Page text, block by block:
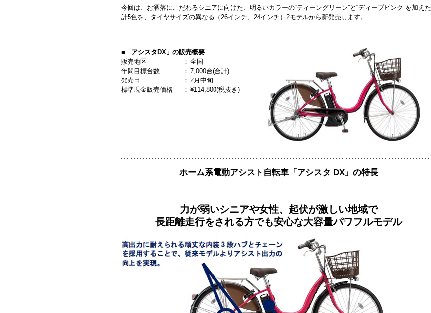
今回は、お洒落にこだわるシニアに向けた、明るいカラーの“ティーングリーン”と“ディープピンク”を加えた
計5色を、タイヤサイズの異なる（26インチ、24インチ）2モデルから新発売します。
■「アシスタDX」の販売概要
販売地区
： 全国
年間目標台数
： 7,000台(合計)
発売日
： 2月中旬
標準現金販売価格
： ¥114,800(税抜き)
ホーム系電動アシスト自転車「アシスタ DX」の特長
力が弱いシニアや女性、起伏が激しい地域で
長距離走行をされる方でも安心な大容量パワフルモデル